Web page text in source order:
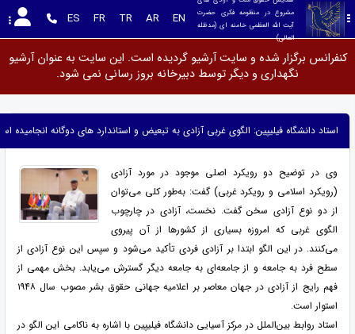
العالی)
EN
AR
TR
FR
ES
کنفرانس برگزار شده و سایت آرشیو گردیده است. این سایت به عنوان آرشیو
نگهداری و دیگر توسط دبیرخانه بروز رسانی نمی شود.
استاد دانشگاه فیلیپین: الگوی غربی آزادی به تبعیض و استاندارد های دوگانه انجامیده
وی در توضیح دو رویکرد اصلی موجود در مورد آزادی
(رویکرد اسلامی و رویکرد غربی) گفت: به‌طور کلی می‌توان
از دو نوع آزادی سخن گفت. نخست، آزادی در چارچوب
الگوی غربی که امروزه بسیاری از کشورها از آن پیروی
می‌کنند. در این الگو ابتدا بر آزادی فردی تأکید می‌شود و سپس این نوع آزادی از
سطح فرد به جامعه و از جامعه‌ای به جامعه دیگر گسترش می‌یابد. بخش مهمی از
فهم رایج از آزادی در جهان معاصر بر اعلامیه جهانی حقوق بشر مصوب سال ۱۹۴۸
استوار است.
استاد روابط بین‌الملل در مرکز آسیایی دانشگاه فیلیپین با اشاره به ناکامی این الگو در